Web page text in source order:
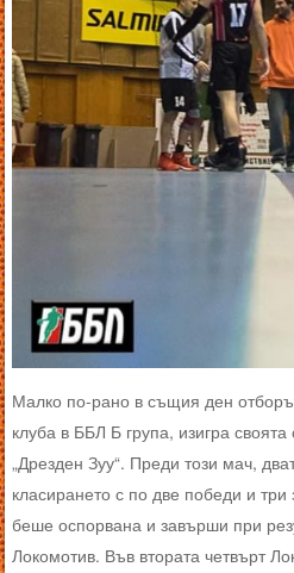
Малко по-рано в същия ден
клуба в ББЛ Б група, изигра
„Дрезден Зуу“. Преди този мач,
класирането с по две победи и три
беше оспорвана и завърши при
Локомотив. Във втората четвърт